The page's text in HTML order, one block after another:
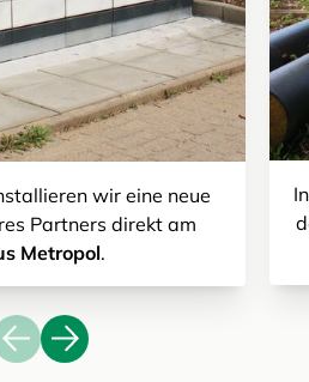
wir eine neue
Partners direkt am
Metropol.